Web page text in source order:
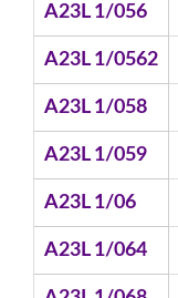
A23L 1/056
A23L 1/0562
A23L 1/058
A23L 1/059
A23L 1/06
A23L 1/064